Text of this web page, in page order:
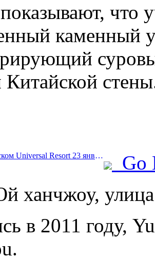
что
каменный
Китайской
Prev:В Пекинском Universal Resort 23 января стартует мероприятие, посвященное китайскому Новому году, которое продлится 40 дней.
Go
ханчжоу,
в 2011 году,